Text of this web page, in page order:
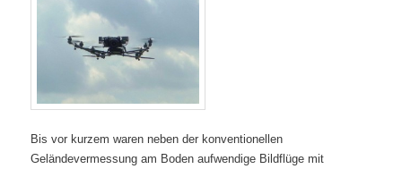
Bis vor kurzem waren neben der konventionellen
Geländevermessung am Boden aufwendige Bildflüge mit